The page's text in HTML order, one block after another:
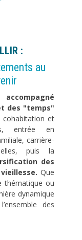
:
au
des "temps"
cohabitation et
entrée en
carrière-
puis la
des
Que
thématique ou
dynamique
des